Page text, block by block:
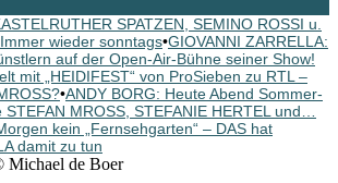
SPATZEN, SEMINO ROSSI u.
wieder sonntags•GIOVANNI ZARRELLA:
auf der Open-Air-Bühne seiner Show!
mit „HEIDIFEST“ von ProSieben zu RTL –
•ANDY BORG: Heute Abend Sommer-
MROSS, STEFANIE HERTEL und…
kein „Fernsehgarten“ – DAS hat
damit zu tun